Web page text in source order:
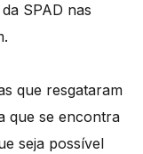
SPAD nas
que resgataram
que se encontra
seja possível